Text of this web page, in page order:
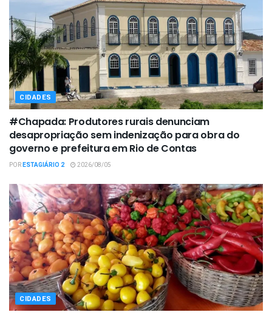
CIDADES
#Chapada: Produtores rurais denunciam
desapropriação sem indenização para obra do
governo e prefeitura em Rio de Contas
PORESTAGIÁRIO 2 2026/08/05
CIDADES